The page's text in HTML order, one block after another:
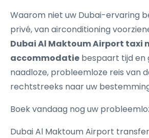
Waarom niet uw Dubai-ervaring
privé, van airconditioning
Dubai Al Maktoum Airport taxi
accommodatie bespaart tijd
naadloze, probleemloze reis van
rechtstreeks naar uw
Boek vandaag nog uw
Dubai Al Maktoum Airport transfer